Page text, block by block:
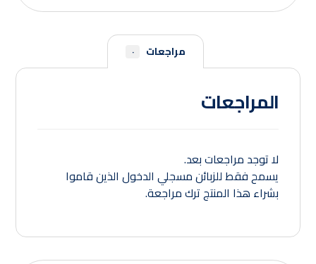
مراجعات ٠
المراجعات
لا توجد مراجعات بعد.
يسمح فقط للزبائن مسجلي الدخول الذين قاموا
بشراء هذا المنتج ترك مراجعة.